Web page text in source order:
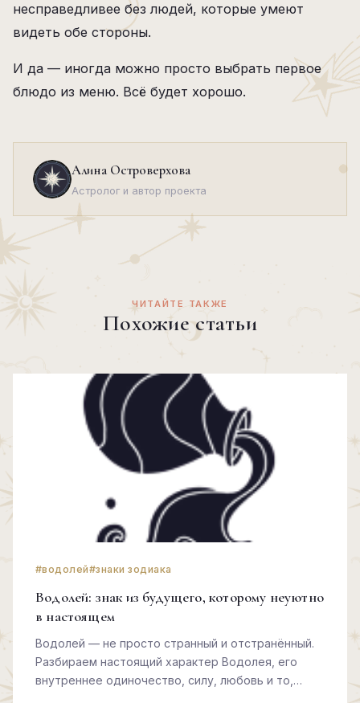
несправедливее без людей, которые умеют
видеть обе стороны.
И да — иногда можно просто выбрать первое
блюдо из меню. Всё будет хорошо.
Алина Островерхова
Астролог и автор проекта
ЧИТАЙТЕ ТАКЖЕ
Похожие статьи
#водолей#знаки зодиака
Водолей: знак из будущего, которому неуютно
в настоящем
Водолей — не просто странный и отстранённый.
Разбираем настоящий характер Водолея, его
внутреннее одиночество, силу, любовь и то,